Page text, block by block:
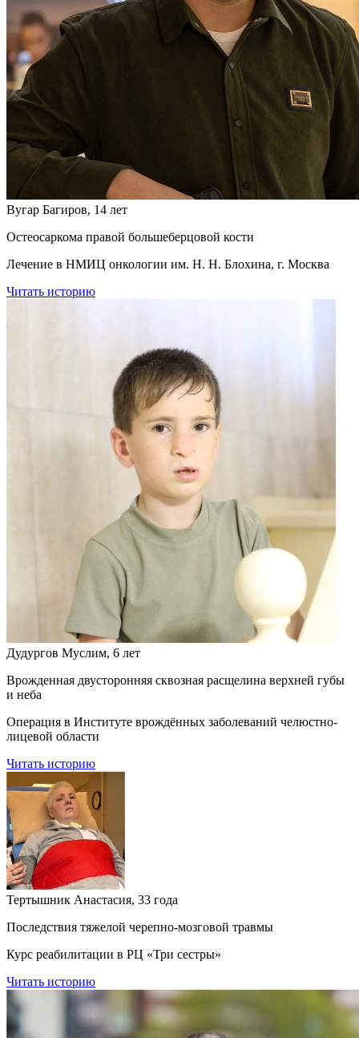
Вугар Багиров, 14 лет
Остеосаркома правой большеберцовой кости
Лечение в НМИЦ онкологии им. Н. Н. Блохина, г. Москва
Читать историю
Дудургов Муслим, 6 лет
Врожденная двусторонняя сквозная расщелина верхней губы
и неба
Операция в Институте врождённых заболеваний челюстно-
лицевой области
Читать историю
Тертышник Анастасия, 33 года
Последствия тяжелой черепно-мозговой травмы
Курс реабилитации в РЦ «Три сестры»
Читать историю